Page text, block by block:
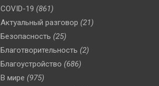
COVID-19 (861)
Актуальный разговор (21)
Безопасность (25)
Благотворительность (2)
Благоустройство (686)
В мире (975)